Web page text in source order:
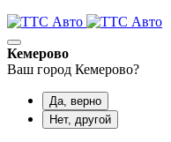
Кемерово
Ваш город Кемерово?
Да, верно
Нет, другой